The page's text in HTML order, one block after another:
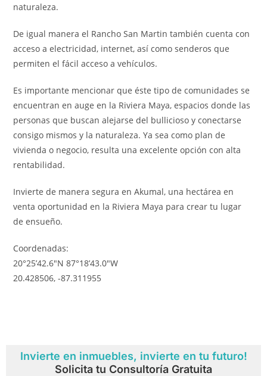
naturaleza.
De igual manera el Rancho San Martin también cuenta con
acceso a electricidad, internet, así como senderos que
permiten el fácil acceso a vehículos.
Es importante mencionar que éste tipo de comunidades se
encuentran en auge en la Riviera Maya, espacios donde las
personas que buscan alejarse del bullicioso y conectarse
consigo mismos y la naturaleza. Ya sea como plan de
vivienda o negocio, resulta una excelente opción con alta
rentabilidad.
Invierte de manera segura en Akumal, una hectárea en
venta oportunidad en la Riviera Maya para crear tu lugar
de ensueño.
Coordenadas:
20°25’42.6″N 87°18’43.0″W
20.428506, -87.311955
Invierte en inmuebles, invierte en tu futuro!
Solicita tu Consultoría Gratuita